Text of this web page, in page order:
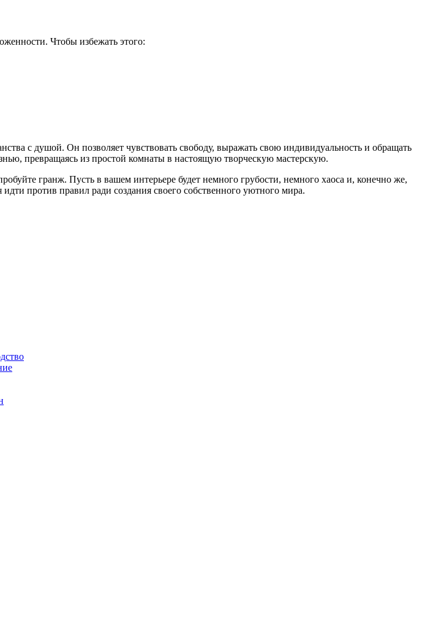
Чтобы избежать этого:
с душой. Он позволяет чувствовать свободу, выражать свою индивидуальность и обращать
превращаясь из простой комнаты в настоящую творческую мастерскую.
гранж. Пусть в вашем интерьере будет немного грубости, немного хаоса и, конечно же,
против правил ради создания своего собственного уютного мира.